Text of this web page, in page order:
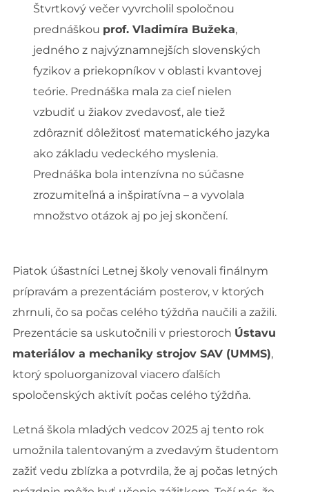
Štvrtkový večer vyvrcholil spoločnou
prednáškou prof. Vladimíra Bužeka,
jedného z najvýznamnejších slovenských
fyzikov a priekopníkov v oblasti kvantovej
teórie. Prednáška mala za cieľ nielen
vzbudiť u žiakov zvedavosť, ale tiež
zdôrazniť dôležitosť matematického jazyka
ako základu vedeckého myslenia.
Prednáška bola intenzívna no súčasne
zrozumiteľná a inšpiratívna – a vyvolala
množstvo otázok aj po jej skončení.
Piatok úšastníci Letnej školy venovali finálnym
prípravám a prezentáciám posterov, v ktorých
zhrnuli, čo sa počas celého týždňa naučili a zažili.
Prezentácie sa uskutočnili v priestoroch Ústavu
materiálov a mechaniky strojov SAV (UMMS),
ktorý spoluorganizoval viacero ďalších
spoločenských aktivít počas celého týždňa.
Letná škola mladých vedcov 2025 aj tento rok
umožnila talentovaným a zvedavým študentom
zažiť vedu zblízka a potvrdila, že aj počas letných